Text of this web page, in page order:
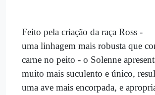
Feito pela criação da raça Ross -
uma linhagem mais robusta que
carne no peito - o Solenne
muito mais suculento e único,
uma ave mais encorpada, e